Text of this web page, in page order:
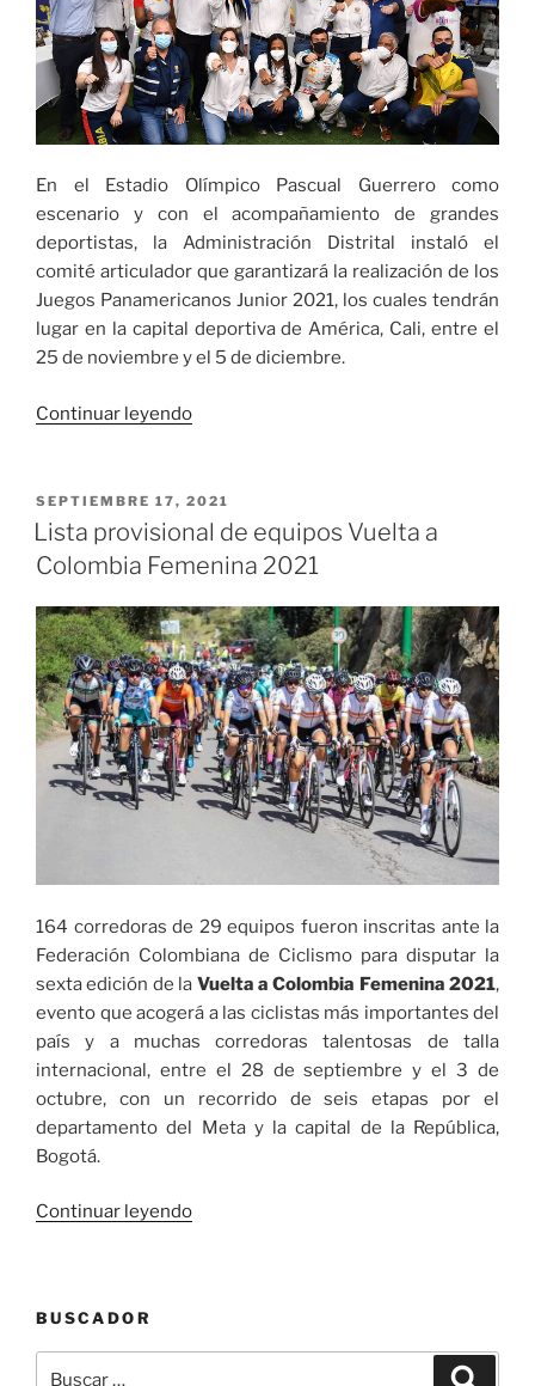
arrendamiento
bonos
de
alimentación»
En el Estadio Olímpico Pascual Guerrero como
escenario y con el acompañamiento de grandes
deportistas, la Administración Distrital instaló el
comité articulador que garantizará la realización de los
Juegos Panamericanos Junior 2021, los cuales tendrán
lugar en la capital deportiva de América, Cali, entre el
25 de noviembre y el 5 de diciembre.
Continuar leyendo«Instalado
articulador
que
garantizará
I
Juegos
Panamericanos
Junior
Cali-
Valle
2021»
PUBLICADO
EL
SEPTIEMBRE 17, 2021
Lista provisional de equipos Vuelta a
Colombia Femenina 2021
164 corredoras de 29 equipos fueron inscritas ante la
Federación Colombiana de Ciclismo para disputar la
sexta edición de la Vuelta a Colombia Femenina 2021,
evento que acogerá a las ciclistas más importantes del
país y a muchas corredoras talentosas de talla
internacional, entre el 28 de septiembre y el 3 de
octubre, con un recorrido de seis etapas por el
departamento del Meta y la capital de la República,
Bogotá.
Continuar leyendo«Lista
a
BUSCADOR